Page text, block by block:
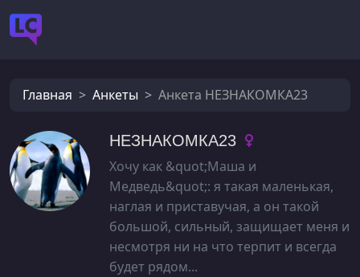
Главная Анкеты Анкета НЕЗНАКОМКА23
НЕЗНАКОМКА23
Хочу как &quot;Маша и
Медведь&quot;: я такая маленькая,
наглая и приставучая, а он такой
большой, сильный, защищает меня и
несмотря ни на что терпит и всегда
будет рядом...